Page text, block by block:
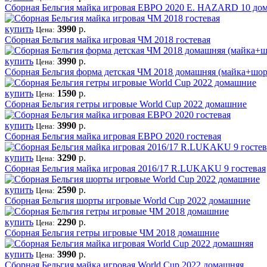
Сборная Бельгия майка игровая ЕВРО 2020 E. HAZARD 10
купить Цена: 3990 р.
Сборная Бельгия майка игровая ЧМ 2018 гостевая
купить Цена: 3990 р.
Сборная Бельгия форма детская ЧМ 2018 домашняя
купить Цена: 1590 р.
Сборная Бельгия гетры игровые World Cup 2022 домашние
купить Цена: 3990 р.
Сборная Бельгия майка игровая ЕВРО 2020 гостевая
купить Цена: 3290 р.
Сборная Бельгия майка игровая 2016/17 R.LUKAKU 9 гостевая
купить Цена: 2590 р.
Сборная Бельгия шорты игровые World Cup 2022 домашние
купить Цена: 2290 р.
Сборная Бельгия гетры игровые ЧМ 2018 домашние
купить Цена: 3990 р.